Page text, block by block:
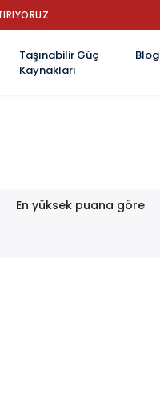
Taşınabilir Güç
Kaynakları
Blog
En yüksek puana göre